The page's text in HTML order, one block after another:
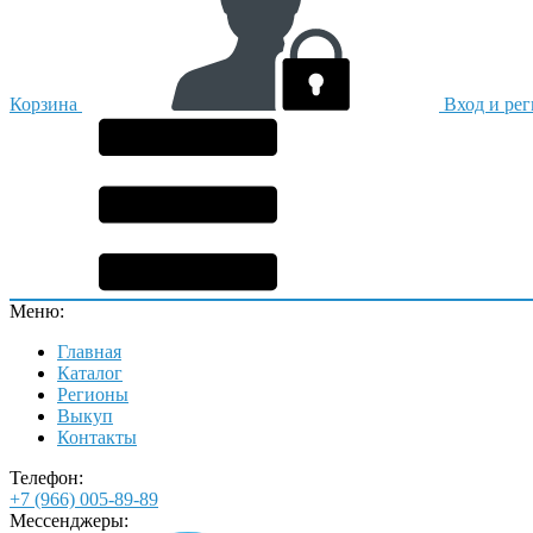
Корзина Вход и
Меню:
Главная
Каталог
Регионы
Выкуп
Контакты
Телефон:
+7 (966) 005-89-89
Мессенджеры: